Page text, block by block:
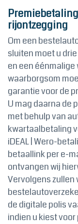
rijontzegging
Om een
sluiten moet u
en een
waarborgsom
garantie voor de
U mag daarna de
met behulp van
kwartaalbetaling
iDEAL | Wero-
betaallink per e-
ontvangen wij
Vervolgens zullen
de digitale polis
indien u kiest